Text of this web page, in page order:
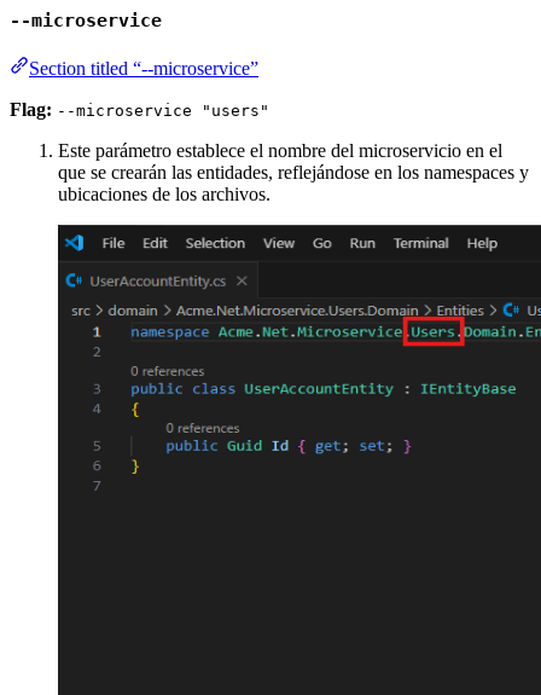
--microservice
Section titled “--microservice”
Flag: --microservice "users"
Este parámetro establece el nombre del microservicio en el
que se crearán las entidades, reflejándose en los namespaces y
ubicaciones de los archivos.